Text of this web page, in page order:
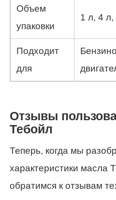
Объем
упаковки
1 л, 4 л,
Подходит
для
Отзывы
Тебойл
Теперь, когда мы
характеристики масла
обратимся к отзывам